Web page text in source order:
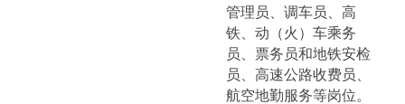
管理员、调车员、高
铁、动（火）车乘务
员、票务员和地铁安检
员、高速公路收费员、
航空地勤服务等岗位。